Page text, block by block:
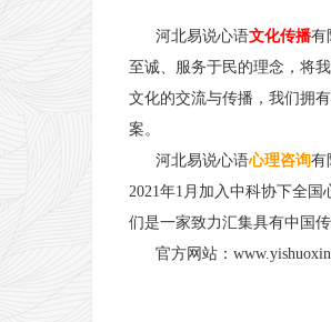
河北易说心语文化传播有
至诚、服务于民的理念，将
文化的交流与传播，我们拥
案。
河北易说心语心理咨询有
2021年1月加入中科协下全
们是一家致力汇集具有中国
官方网站：